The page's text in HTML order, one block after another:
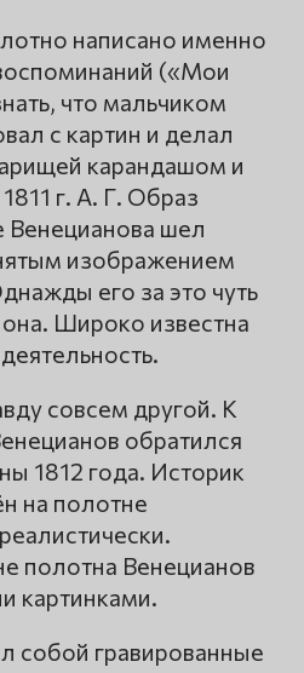
написано именно
(«Мои
что мальчиком
с картин и делал
карандашом и
г. А. Г. Образ
Венецианова шел
изображением
его за это чуть
Широко известна
совсем другой. К
обратился
1812 года. Историк
на полотне
полотна Венецианов
картинками.
собой гравированные